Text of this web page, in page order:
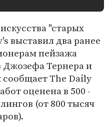
"старых
выставил два ранее
пейзажа
Джозефа Тернера и
The Daily
оценена в 500 -
(от 800 тысяч